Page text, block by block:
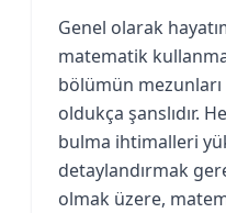
Genel olarak
matematik
bölümün
oldukça şanslıdır.
bulma ihtimalleri
detaylandırmak
olmak üzere,